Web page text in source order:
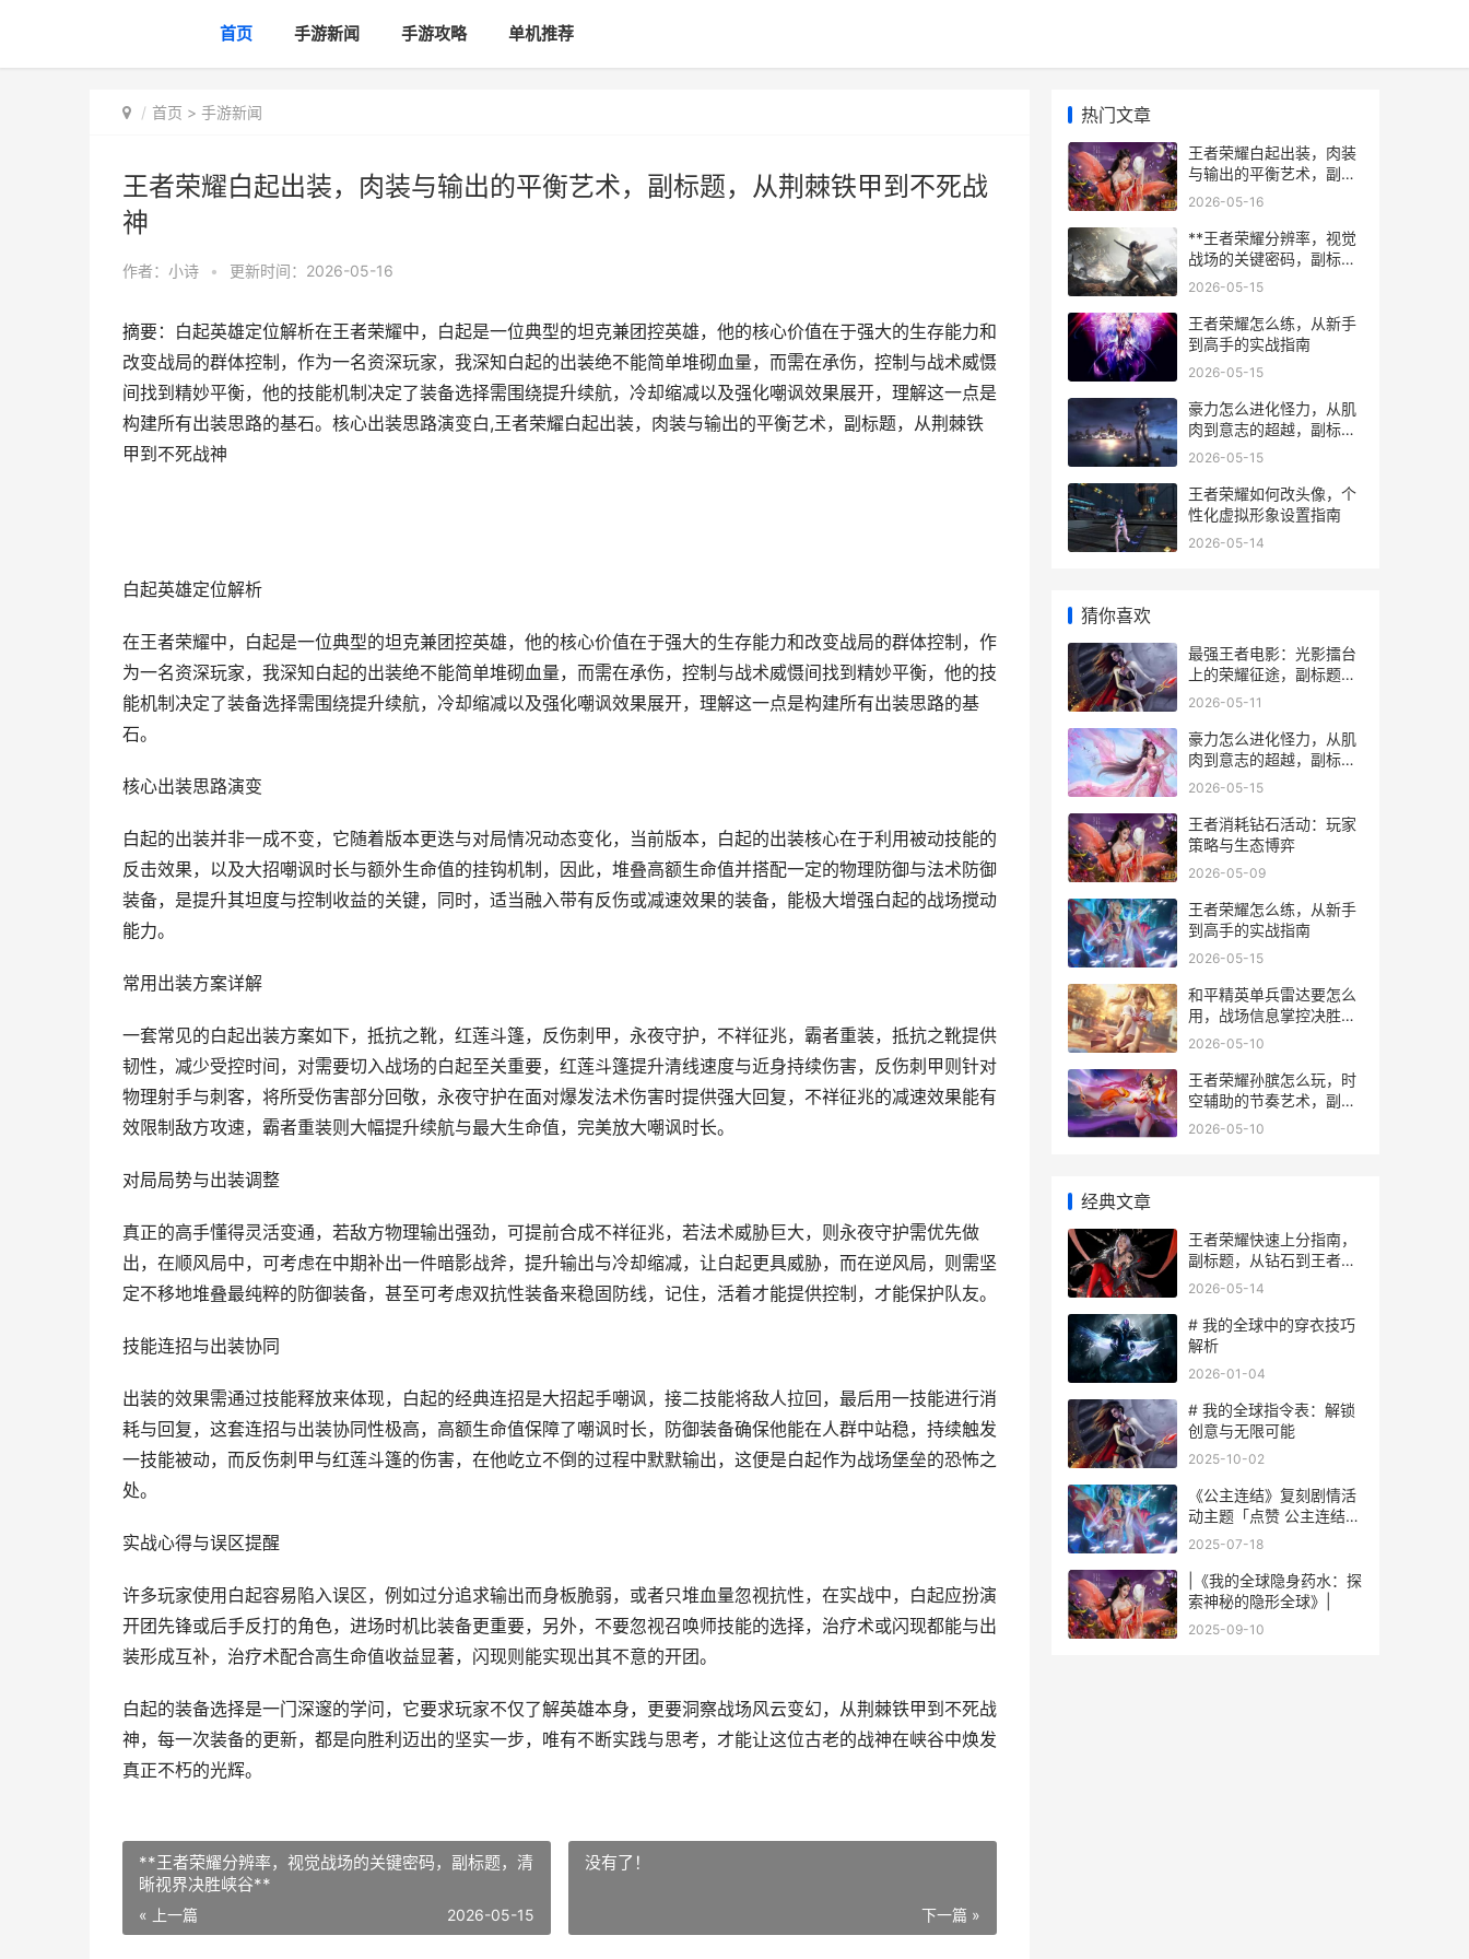
首页 手游新闻 手游攻略 单机推荐
首页 > 手游新闻
王者荣耀白起出装，肉装与输出的平衡艺术，副标题，从荆棘铁甲到不死战
神
作者： 小诗 • 更新时间：2026-05-16
摘要：白起英雄定位解析在王者荣耀中，白起是一位典型的坦克兼团控英雄，他的核心价值在于强大的生存能力和
改变战局的群体控制，作为一名资深玩家，我深知白起的出装绝不能简单堆砌血量，而需在承伤，控制与战术威慑
间找到精妙平衡，他的技能机制决定了装备选择需围绕提升续航，冷却缩减以及强化嘲讽效果展开，理解这一点是
构建所有出装思路的基石。核心出装思路演变白,王者荣耀白起出装，肉装与输出的平衡艺术，副标题，从荆棘铁
甲到不死战神
白起英雄定位解析
在王者荣耀中，白起是一位典型的坦克兼团控英雄，他的核心价值在于强大的生存能力和改变战局的群体控制，作
为一名资深玩家，我深知白起的出装绝不能简单堆砌血量，而需在承伤，控制与战术威慑间找到精妙平衡，他的技
能机制决定了装备选择需围绕提升续航，冷却缩减以及强化嘲讽效果展开，理解这一点是构建所有出装思路的基
石。
核心出装思路演变
白起的出装并非一成不变，它随着版本更迭与对局情况动态变化，当前版本，白起的出装核心在于利用被动技能的
反击效果，以及大招嘲讽时长与额外生命值的挂钩机制，因此，堆叠高额生命值并搭配一定的物理防御与法术防御
装备，是提升其坦度与控制收益的关键，同时，适当融入带有反伤或减速效果的装备，能极大增强白起的战场搅动
能力。
常用出装方案详解
一套常见的白起出装方案如下，抵抗之靴，红莲斗篷，反伤刺甲，永夜守护，不祥征兆，霸者重装，抵抗之靴提供
韧性，减少受控时间，对需要切入战场的白起至关重要，红莲斗篷提升清线速度与近身持续伤害，反伤刺甲则针对
物理射手与刺客，将所受伤害部分回敬，永夜守护在面对爆发法术伤害时提供强大回复，不祥征兆的减速效果能有
效限制敌方攻速，霸者重装则大幅提升续航与最大生命值，完美放大嘲讽时长。
对局局势与出装调整
真正的高手懂得灵活变通，若敌方物理输出强劲，可提前合成不祥征兆，若法术威胁巨大，则永夜守护需优先做
出，在顺风局中，可考虑在中期补出一件暗影战斧，提升输出与冷却缩减，让白起更具威胁，而在逆风局，则需坚
定不移地堆叠最纯粹的防御装备，甚至可考虑双抗性装备来稳固防线，记住，活着才能提供控制，才能保护队友。
技能连招与出装协同
出装的效果需通过技能释放来体现，白起的经典连招是大招起手嘲讽，接二技能将敌人拉回，最后用一技能进行消
耗与回复，这套连招与出装协同性极高，高额生命值保障了嘲讽时长，防御装备确保他能在人群中站稳，持续触发
一技能被动，而反伤刺甲与红莲斗篷的伤害，在他屹立不倒的过程中默默输出，这便是白起作为战场堡垒的恐怖之
处。
实战心得与误区提醒
许多玩家使用白起容易陷入误区，例如过分追求输出而身板脆弱，或者只堆血量忽视抗性，在实战中，白起应扮演
开团先锋或后手反打的角色，进场时机比装备更重要，另外，不要忽视召唤师技能的选择，治疗术或闪现都能与出
装形成互补，治疗术配合高生命值收益显著，闪现则能实现出其不意的开团。
白起的装备选择是一门深邃的学问，它要求玩家不仅了解英雄本身，更要洞察战场风云变幻，从荆棘铁甲到不死战
神，每一次装备的更新，都是向胜利迈出的坚实一步，唯有不断实践与思考，才能让这位古老的战神在峡谷中焕发
真正不朽的光辉。
**王者荣耀分辨率，视觉战场的关键密码，副标题，清
晰视界决胜峡谷**
« 上一篇 2026-05-15
没有了！
下一篇 »
热门文章
王者荣耀白起出装，肉装
与输出的平衡艺术，副标
题，从荆棘铁甲到不死战
2026-05-16
**王者荣耀分辨率，视觉
战场的关键密码，副标
题，清晰视界决胜峡谷**
2026-05-15
王者荣耀怎么练，从新手
到高手的实战指南
2026-05-15
豪力怎么进化怪力，从肌
肉到意志的超越，副标
题，一段关于通讯与信任
2026-05-15
王者荣耀如何改头像，个
性化虚拟形象设置指南
2026-05-14
猜你喜欢
最强王者电影：光影擂台
上的荣耀征途，副标题：
从虚拟竞技到人生舞台的
2026-05-11
豪力怎么进化怪力，从肌
肉到意志的超越，副标
题，一段关于通讯与信任
2026-05-15
王者消耗钻石活动：玩家
策略与生态博弈
2026-05-09
王者荣耀怎么练，从新手
到高手的实战指南
2026-05-15
和平精英单兵雷达要怎么
用，战场信息掌控决胜指
南
2026-05-10
王者荣耀孙膑怎么玩，时
空辅助的节奏艺术，副标
题，掌控节奏的时光逆行
2026-05-10
经典文章
王者荣耀快速上分指南，
副标题，从钻石到王者的
实战心得
2026-05-14
# 我的全球中的穿衣技巧
解析
2026-01-04
# 我的全球指令表：解锁
创意与无限可能
2025-10-02
《公主连结》复刻剧情活
动主题「点赞 公主连结
2021复刻
2025-07-18
|《我的全球隐身药水：探
索神秘的隐形全球》|
2025-09-10